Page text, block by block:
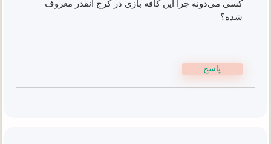
کسی می‌دونه چرا این کافه بازی در کرج انقدر معروف
شده؟
پاسخ